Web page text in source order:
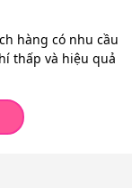
hàng có nhu cầu
thấp và hiệu quả